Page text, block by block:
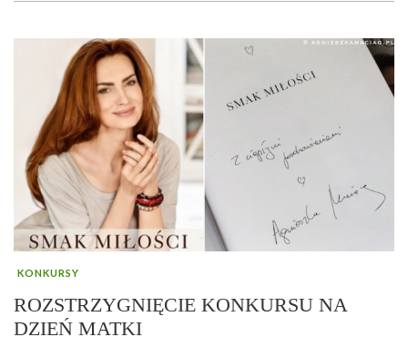
KONKURSY
ROZSTRZYGNIĘCIE KONKURSU NA
DZIEŃ MATKI